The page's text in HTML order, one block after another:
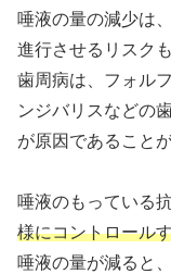
唾液の量の減少は
進行させるリスク
歯周病は、フォル
ンジバリスなどの
が原因であること
唾液のもっている
様にコントロール
唾液の量が減ると